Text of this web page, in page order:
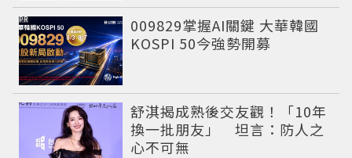
009829掌握AI關鍵 大華韓國
KOSPI 50今強勢開募
PR
舒淇揭成熟後交友觀！「10年
換一批朋友」 坦言：防人之
心不可無